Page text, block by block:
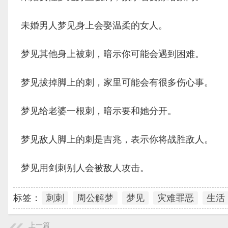
未婚男人梦见身上会娶温柔的女人。
梦见其他身上被刺，暗示你可能会遇到困难。
梦见拔掉脚上的刺，家里可能会有很多伤心事。
梦见给老婆一根刺，暗示要和她分开。
梦见敌人脚上的刺是吉兆，表示你将战胜敌人。
梦见用剑刺别人会被敌人攻击。
标签： 刺刺 周公解梦 梦见 灾难罪恶 生活
上一篇